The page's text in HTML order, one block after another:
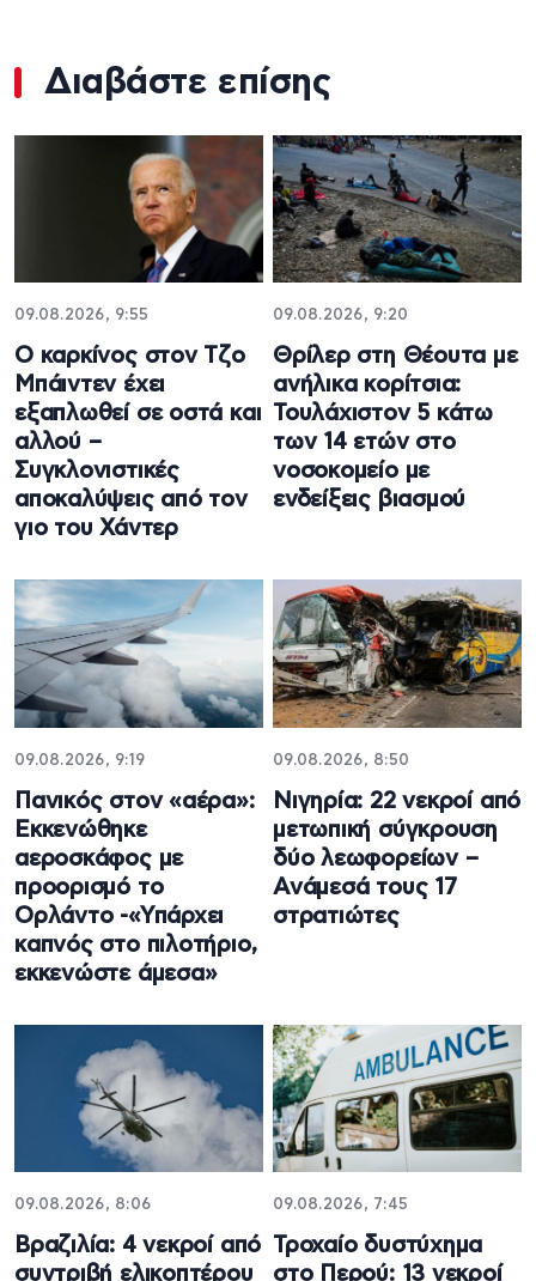
Διαβάστε επίσης
09.08.2026, 9:55
Ο καρκίνος στον Τζο
Μπάιντεν έχει
εξαπλωθεί σε οστά και
αλλού –
Συγκλονιστικές
αποκαλύψεις από τον
γιο του Χάντερ
09.08.2026, 9:20
Θρίλερ στη Θέουτα με
ανήλικα κορίτσια:
Τουλάχιστον 5 κάτω
των 14 ετών στο
νοσοκομείο με
ενδείξεις βιασμού
09.08.2026, 9:19
Πανικός στον «αέρα»:
Εκκενώθηκε
αεροσκάφος με
προορισμό το
Ορλάντο -«Υπάρχει
καπνός στο πιλοτήριο,
εκκενώστε άμεσα»
09.08.2026, 8:50
Νιγηρία: 22 νεκροί από
μετωπική σύγκρουση
δύο λεωφορείων –
Ανάμεσά τους 17
στρατιώτες
09.08.2026, 8:06
Βραζιλία: 4 νεκροί από
συντριβή ελικοπτέρου
09.08.2026, 7:45
Τροχαίο δυστύχημα
στο Περού: 13 νεκροί